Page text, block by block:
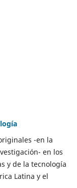
-en la
en los
y de la tecnología
Latina y el